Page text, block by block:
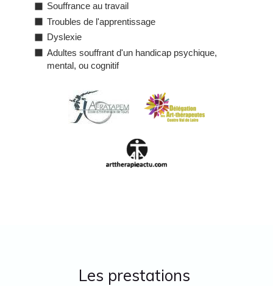
Souffrance au travail
Troubles de l'apprentissage
Dyslexie
Adultes souffrant d'un handicap psychique,
mental, ou cognitif
Les prestations